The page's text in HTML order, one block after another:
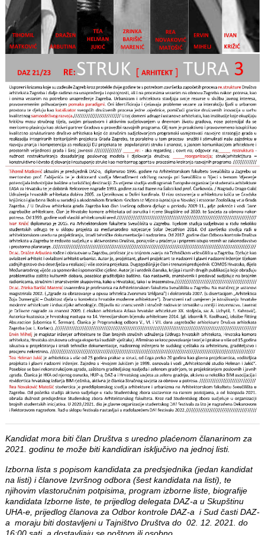
Kandidat mora biti član Društva s uredno plaćenom članarinom za
2021. godinu te može biti kandidiran isključivo na jednoj listi.
Izborna lista s popisom kandidata za predsjednika (jedan kandidat
na listi) i članove Izvršnog odbora (šest kandidata na listi), te
njihovim vlastoručnim potpisima, program izborne liste, biografije
kandidata Izborne liste, te prijedlog delegata DAZ-a u Skupštinu
UHA-e, prijedlog članova za Odbor kontrole DAZ-a i Sud časti DAZ-
a moraju biti dostavljeni u Tajništvo Društva do 02. 12. 2021. do
16:00 sati, a dostavljaju se poštom ili osobno.